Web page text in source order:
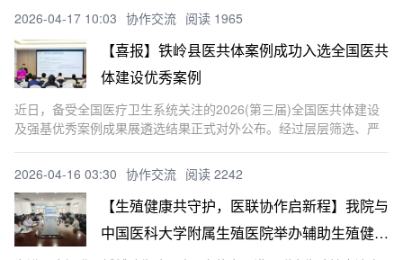
指导，医院相关科室负责人参加会议。活动由中西
医结合科主任王雅美主持。院长姜风在致辞中指
出，随着人口老龄化
2026-04-17 10:03 协作交流 阅读 1965
【喜报】铁岭县医共体案例成功入选全国医共
体建设优秀案例
近日，备受全国医疗卫生系统关注的2026(第三届)全国医共体建设
及强基优秀案例成果展遴选结果正式对外公布。经过层层筛选、严
检重塑县域慢病全流程管理》实践案例，凭借创新的服务模式、扎
实
2026-04-16 03:30 协作交流 阅读 2242
【生殖健康共守护，医联协作启新程】我院与
中国医科大学附属生殖医院举办辅助生殖健康